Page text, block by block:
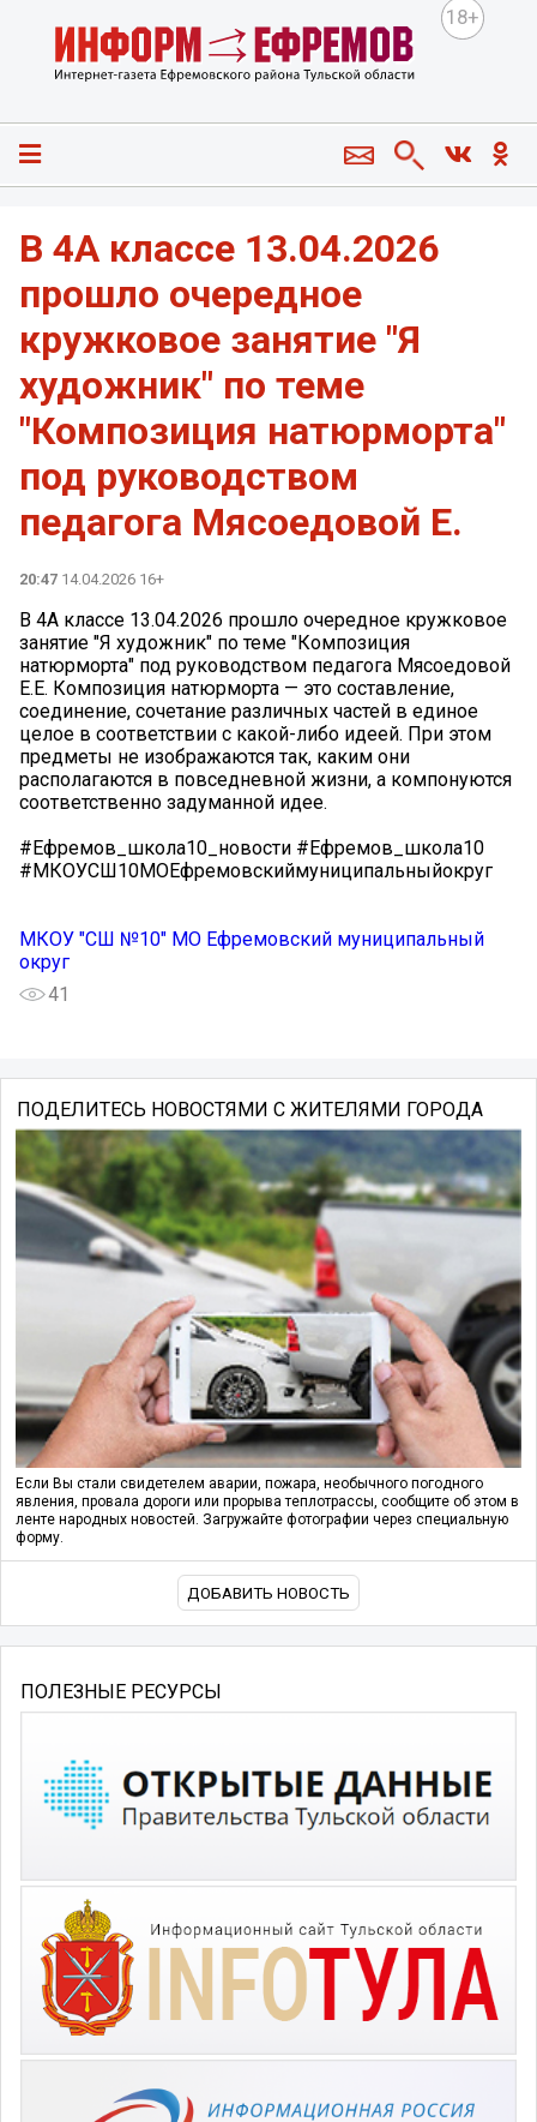
18+
В 4А классе 13.04.2026
прошло очередное
кружковое занятие "Я
художник" по теме
"Композиция натюрморта"
под руководством
педагога Мясоедовой Е.
20:47 14.04.2026 16+
В 4А классе 13.04.2026 прошло очередное кружковое
занятие "Я художник" по теме "Композиция
натюрморта" под руководством педагога Мясоедовой
Е.Е. Композиция натюрморта — это составление,
соединение, сочетание различных частей в единое
целое в соответствии с какой-либо идеей. При этом
предметы не изображаются так, каким они
располагаются в повседневной жизни, а компонуются
соответственно задуманной идее.
#Ефремов_школа10_новости #Ефремов_школа10
#МКОУСШ10МОЕфремовскиймуниципальныйокруг
МКОУ "СШ №10" МО Ефремовский муниципальный
округ
41
ПОДЕЛИТЕСЬ НОВОСТЯМИ С ЖИТЕЛЯМИ ГОРОДА
Если Вы стали свидетелем аварии, пожара, необычного погодного
явления, провала дороги или прорыва теплотрассы, сообщите об этом в
ленте народных новостей. Загружайте фотографии через специальную
форму.
ДОБАВИТЬ НОВОСТЬ
ПОЛЕЗНЫЕ РЕСУРСЫ